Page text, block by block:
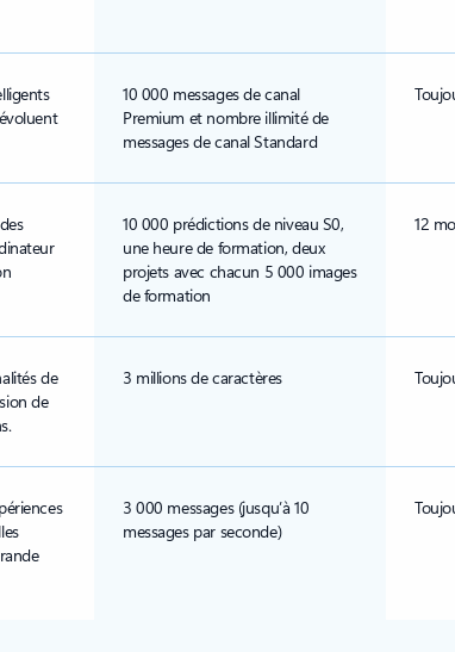
10 000 messages de canal
Premium et nombre illimité de
messages de canal Standard
10 000 prédictions de niveau S0,
une heure de formation, deux
projets avec chacun 5 000 images
de formation
12
de
de
3 millions de caractères
3 000 messages (jusqu’à 10
messages par seconde)